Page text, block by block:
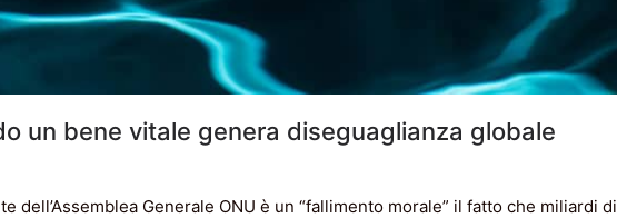
un bene vitale genera diseguaglianza globale
dell’Assemblea Generale ONU è un “fallimento morale” il fatto che miliardi di